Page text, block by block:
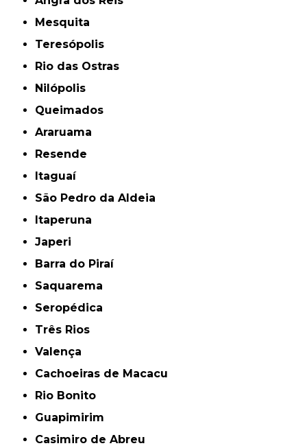
Mesquita
Teresópolis
Rio das Ostras
Nilópolis
Queimados
Araruama
Resende
Itaguaí
São Pedro da Aldeia
Itaperuna
Japeri
Barra do Piraí
Saquarema
Seropédica
Três Rios
Valença
Cachoeiras de Macacu
Rio Bonito
Guapimirim
Casimiro de Abreu